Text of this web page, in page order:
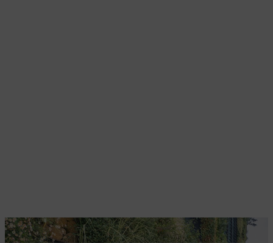
Τα φυτά αναπτύσσονται σε πλαίσια με πετροβάμβακα.